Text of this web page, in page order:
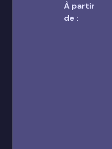
À partir
de :